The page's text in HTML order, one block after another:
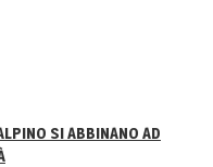
SI ABBINANO AD